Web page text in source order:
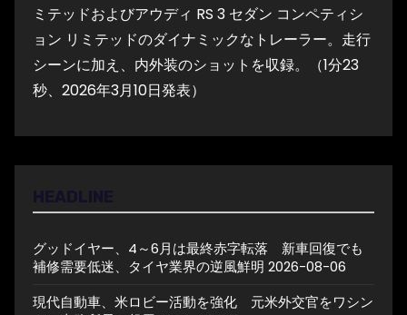
ミテッドおよびアウディ RS 3 セダン コンペティシ
ョン リミテッドのダイナミックなトレーラー。走行
シーンに加え、内外装のショットを収録。（1分23
秒、2026年3月10日発表）
グッドイヤー、4～6月は最終赤字転落 新車回復でも
補修需要低迷、タイヤ業界の逆風鮮明 2026-08-06
現代自動車、米ロビー活動を強化 元米外交官をワシン